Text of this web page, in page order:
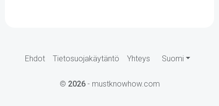
Ehdot Tietosuojakäytäntö Yhteys Suomi
© 2026- mustknowhow.com